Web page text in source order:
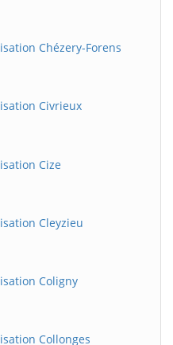
Chézery-Forens
Civrieux
Cize
Cleyzieu
Coligny
Collonges